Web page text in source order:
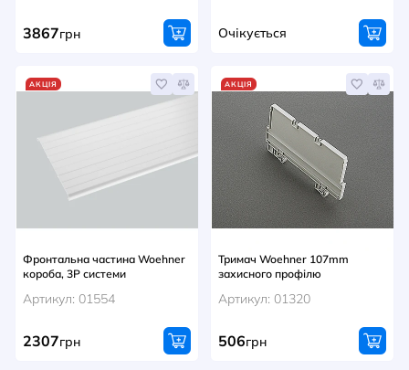
3867грн Очікується
АКЦІЯ
Фронтальна частина Woehner
короба, 3P системи
Артикул: 01554
2307грн
АКЦІЯ
Тримач Woehner 107mm
захисного профілю
Артикул: 01320
506грн